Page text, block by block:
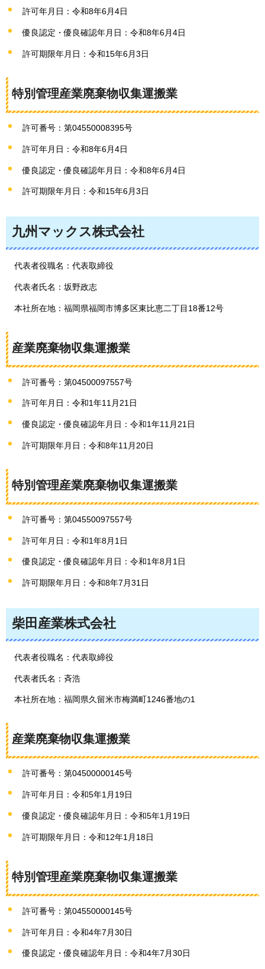
許可年月日：令和8年6月4日
優良認定・優良確認年月日：令和8年6月4日
許可期限年月日：令和15年6月3日
特別管理産業廃棄物収集運搬業
許可番号：第04550008395号
許可年月日：令和8年6月4日
優良認定・優良確認年月日：令和8年6月4日
許可期限年月日：令和15年6月3日
九州マックス株式会社
代表者役職名：代表取締役
代表者氏名：坂野政志
本社所在地：福岡県福岡市博多区東比恵二丁目18番12号
産業廃棄物収集運搬業
許可番号：第04500097557号
許可年月日：令和1年11月21日
優良認定・優良確認年月日：令和1年11月21日
許可期限年月日：令和8年11月20日
特別管理産業廃棄物収集運搬業
許可番号：第04550097557号
許可年月日：令和1年8月1日
優良認定・優良確認年月日：令和1年8月1日
許可期限年月日：令和8年7月31日
柴田産業株式会社
代表者役職名：代表取締役
代表者氏名：斉浩
本社所在地：福岡県久留米市梅満町1246番地の1
産業廃棄物収集運搬業
許可番号：第04500000145号
許可年月日：令和5年1月19日
優良認定・優良確認年月日：令和5年1月19日
許可期限年月日：令和12年1月18日
特別管理産業廃棄物収集運搬業
許可番号：第04550000145号
許可年月日：令和4年7月30日
優良認定・優良確認年月日：令和4年7月30日